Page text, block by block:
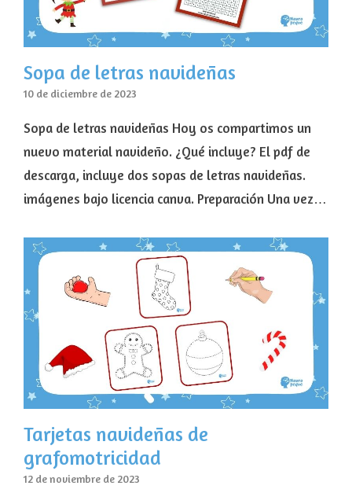
Sopa de letras navideñas
10 de diciembre de 2023
Sopa de letras navideñas Hoy os compartimos un
nuevo material navideño. ¿Qué incluye? El pdf de
descarga, incluye dos sopas de letras navideñas.
imágenes bajo licencia canva. Preparación Una vez…
Tarjetas navideñas de
grafomotricidad
12 de noviembre de 2023